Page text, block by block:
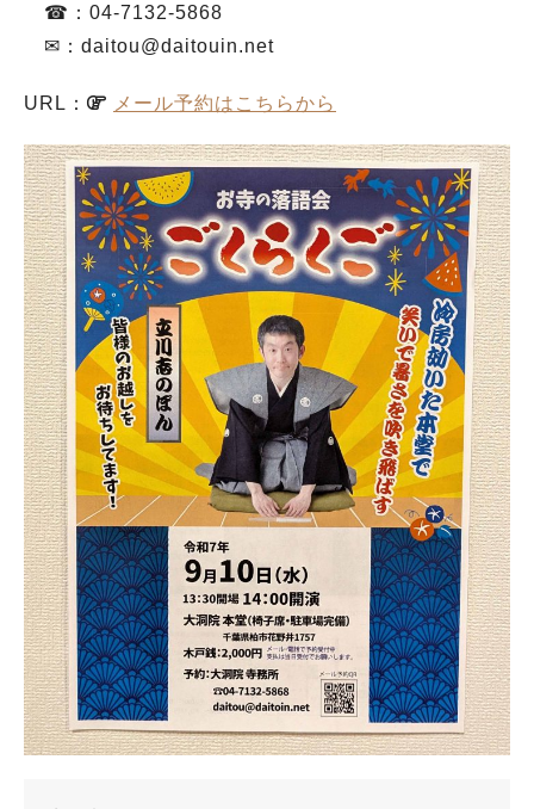
☎：04-7132-5868
✉：daitou@daitouin.net
URL： メール予約はこちらから